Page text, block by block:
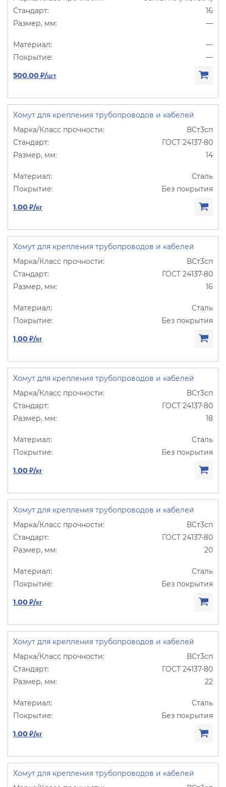
16
—
—
—
500.00 ₽/шт
Хомут для крепления трубопроводов и кабелей
ВСт3сп
ГОСТ 24137-80
14
Сталь
Без покрытия
1.00 ₽/кг
Хомут для крепления трубопроводов и кабелей
ВСт3сп
ГОСТ 24137-80
16
Сталь
Без покрытия
1.00 ₽/кг
Хомут для крепления трубопроводов и кабелей
ВСт3сп
ГОСТ 24137-80
18
Сталь
Без покрытия
1.00 ₽/кг
Хомут для крепления трубопроводов и кабелей
ВСт3сп
ГОСТ 24137-80
20
Сталь
Без покрытия
1.00 ₽/кг
Хомут для крепления трубопроводов и кабелей
ВСт3сп
ГОСТ 24137-80
22
Сталь
Без покрытия
1.00 ₽/кг
Хомут для крепления трубопроводов и кабелей